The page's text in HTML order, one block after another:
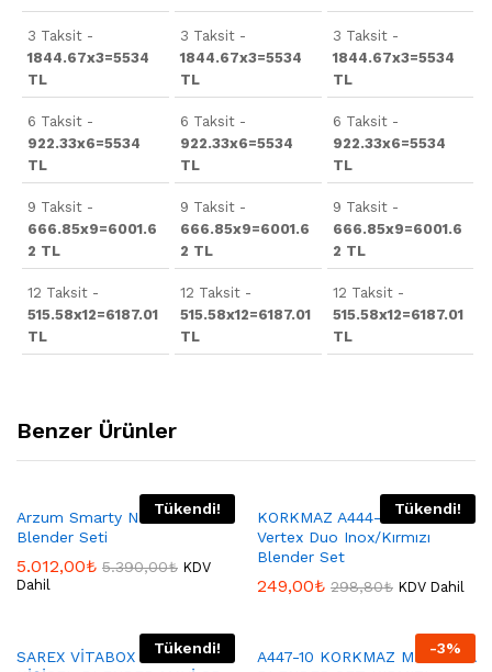
3 Taksit -
1844.67x3=5534
TL
6 Taksit -
922.33x6=5534
TL
9 Taksit -
666.85x9=6001.6
2 TL
12 Taksit -
515.58x12=6187.01
TL
3 Taksit -
1844.67x3=5534
TL
6 Taksit -
922.33x6=5534
TL
9 Taksit -
666.85x9=6001.6
2 TL
12 Taksit -
515.58x12=6187.01
TL
3 Taksit -
1844.67x3=5534
TL
6 Taksit -
922.33x6=5534
TL
9 Taksit -
666.85x9=6001.6
2 TL
12 Taksit -
515.58x12=6187.01
TL
Benzer Ürünler
Tükendi!
Arzum Smarty Neo El
Blender Seti
5.012,00₺ 5.390,00₺ KDV
Dahil
Tükendi!
KORKMAZ A444-04 Korkmaz
Vertex Duo Inox/Kırmızı
Blender Set
249,00₺ 298,80₺ KDV Dahil
Tükendi!
SAREX VİTABOX SMOOTHİE
-3%
A447-10 KORKMAZ MİA MEGA